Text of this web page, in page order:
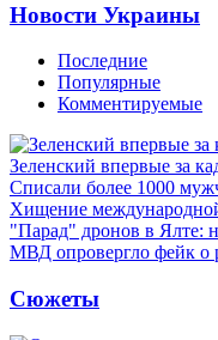
Новости Украины
Последние
Популярные
Комментируемые
Зеленский впервые за
Списали более 1000
Хищение
"Парад" дронов в Ялте:
МВД опровергло фейк о
Сюжеты